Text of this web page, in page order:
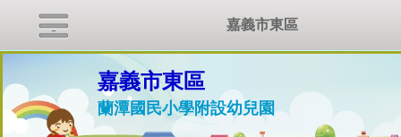
嘉義市東區
蘭潭國民小學附設幼兒園
嘉義市東區